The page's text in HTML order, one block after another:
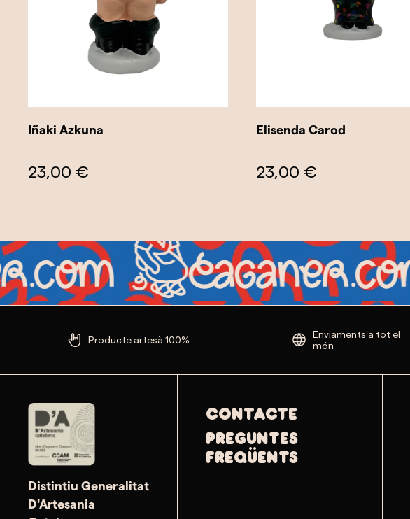
Iñaki Azkuna
23,00 €
Elisenda Carod
23,00 €
Producte artesà 100%
Enviaments a tot el
món
Distintiu Generalitat
D'Artesania
Contacte
PREGUNTES
FREQÜENTS